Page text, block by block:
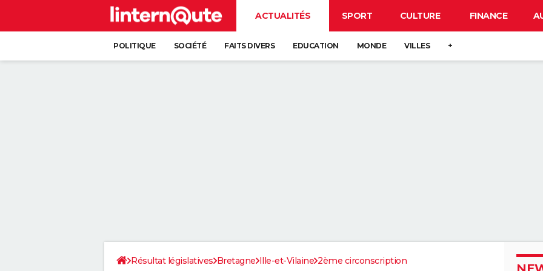
ACTUALITÉS SPORT CULTURE FINANCE
POLITIQUE SOCIÉTÉ FAITS DIVERS EDUCATION MONDE VILLES +
Résultat législatives Bretagne Ille-et-Vilaine 2ème circonscription